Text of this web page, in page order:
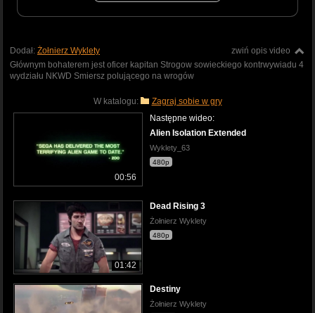
zwiń opis video
Dodał: Żołnierz Wyklety
Głównym bohaterem jest oficer kapitan Strogow sowieckiego kontrwywiadu 4
wydziału NKWD Smiersz polującego na wrogów
W katalogu: Zagraj sobie w gry
00:56
Następne wideo:
Alien Isolation Extended
Wyklety_63
480p
01:42
Dead Rising 3
Żołnierz Wyklety
480p
Destiny
Żołnierz Wyklety